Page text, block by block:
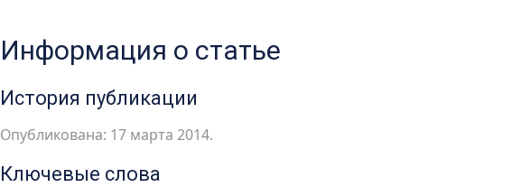
Информация о статье
История публикации
Опубликована: 17 марта 2014.
Ключевые слова